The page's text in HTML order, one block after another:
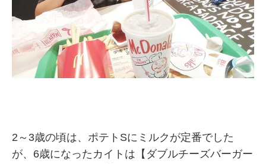
2～3歳の頃は、ポテトSにミルクが定番でした
が、6歳になったカイトは【ダブルチーズバーガー